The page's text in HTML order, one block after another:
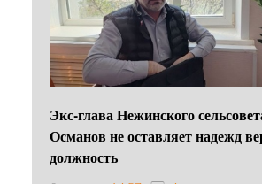
Экс-глава Нежинского
Османов не оставляет надежд
должность